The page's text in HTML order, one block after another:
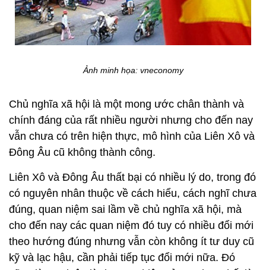
Ảnh minh họa: vneconomy
Chủ nghĩa xã hội là một mong ước chân thành và
chính đáng của rất nhiều người nhưng cho đến nay
vẫn chưa có trên hiện thực, mô hình của Liên Xô và
Đông Âu cũ không thành công.
Liên Xô và Đông Âu thất bại có nhiều lý do, trong đó
có nguyên nhân thuộc về cách hiểu, cách nghĩ chưa
đúng, quan niệm sai lầm về chủ nghĩa xã hội, mà
cho đến nay các quan niệm đó tuy có nhiều đổi mới
theo hướng đúng nhưng vẫn còn không ít tư duy cũ
kỹ và lạc hậu, cần phải tiếp tục đổi mới nữa. Đó